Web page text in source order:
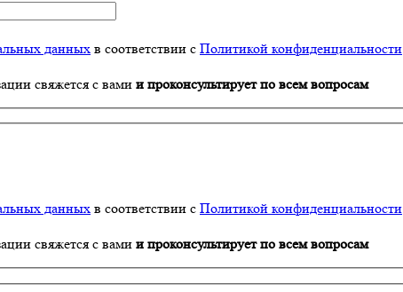
данных в соответствии с Политикой конфиденциальности
свяжется с вами и проконсультирует по всем вопросам
данных в соответствии с Политикой конфиденциальности
свяжется с вами и проконсультирует по всем вопросам